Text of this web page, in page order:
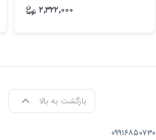
۲,۳۲۲,۰۰۰
بازگشت به بالا
۰۹۹۱۶۸۵۰۷۳۰